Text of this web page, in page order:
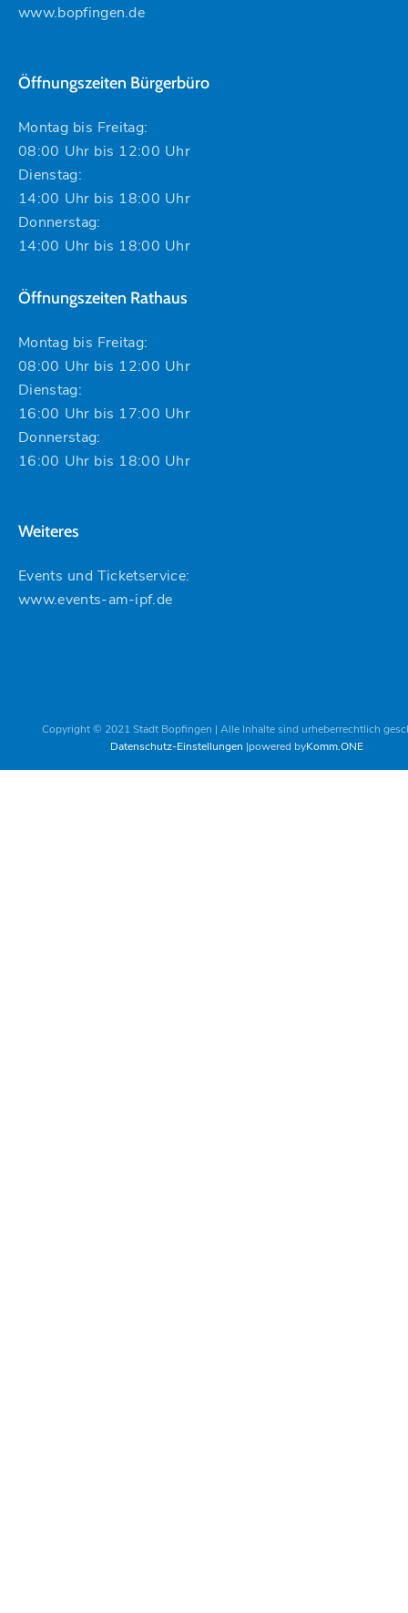
www.bopfingen.de
Öffnungszeiten Bürgerbüro
Montag bis Freitag:
08:00 Uhr bis 12:00 Uhr
Dienstag:
14:00 Uhr bis 18:00 Uhr
Donnerstag:
14:00 Uhr bis 18:00 Uhr
Öffnungszeiten Rathaus
Montag bis Freitag:
08:00 Uhr bis 12:00 Uhr
Dienstag:
16:00 Uhr bis 17:00 Uhr
Donnerstag:
16:00 Uhr bis 18:00 Uhr
Weiteres
Events und Ticketservice:
www.events-am-ipf.de
Copyright © 2021 Stadt Bopfingen | Alle Inhalte sind urheberrechtlich
Datenschutz-Einstellungen powered byKomm.ONE